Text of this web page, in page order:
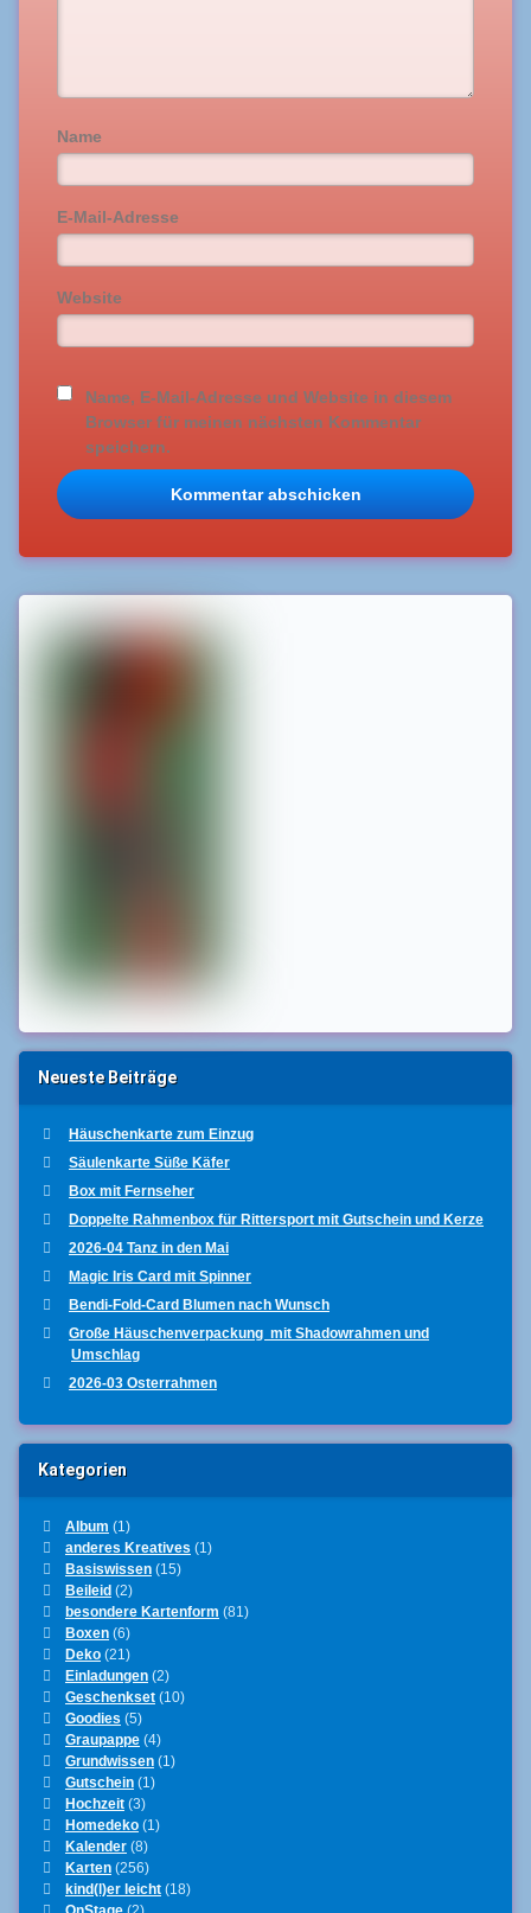
Name
E-Mail-Adresse
Website
Name, E-Mail-Adresse und Website in diesem
Browser für meinen nächsten Kommentar
speichern.
Neueste Beiträge
Häuschenkarte zum Einzug
Säulenkarte Süße Käfer
Box mit Fernseher
Doppelte Rahmenbox für Rittersport mit Gutschein und Kerze
2026-04 Tanz in den Mai
Magic Iris Card mit Spinner
Bendi-Fold-Card Blumen nach Wunsch
Große Häuschenverpackung mit Shadowrahmen und
Umschlag
2026-03 Osterrahmen
Kategorien
Album (1)
anderes Kreatives (1)
Basiswissen(15)
Beileid (2)
besondere Kartenform (81)
Boxen(6)
Deko(21)
Einladungen(2)
Geschenkset(10)
Goodies (5)
Graupappe(4)
Grundwissen(1)
Gutschein(1)
Hochzeit(3)
Homedeko(1)
Kalender(8)
Karten(256)
kind(l)er leicht(18)